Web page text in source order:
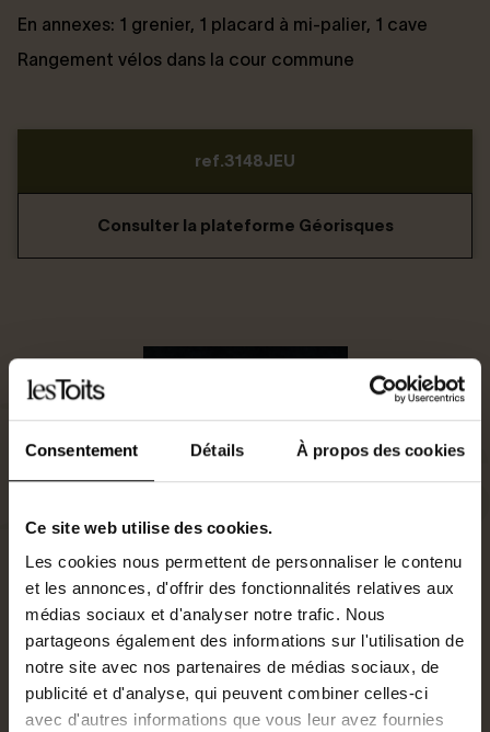
Consentement Détails À propos des cookies
Ce site web utilise des cookies.
Les cookies nous permettent de personnaliser le contenu
et les annonces, d'offrir des fonctionnalités relatives aux
médias sociaux et d'analyser notre trafic. Nous
partageons également des informations sur l'utilisation de
notre site avec nos partenaires de médias sociaux, de
publicité et d'analyse, qui peuvent combiner celles-ci
avec d'autres informations que vous leur avez fournies
En annexes: 1 grenier, 1 placard à mi-palier, 1 cave
Rangement vélos dans la cour commune
ref.3148JEU
Consulter la plateforme Géorisques
Agent commercial
0685202878